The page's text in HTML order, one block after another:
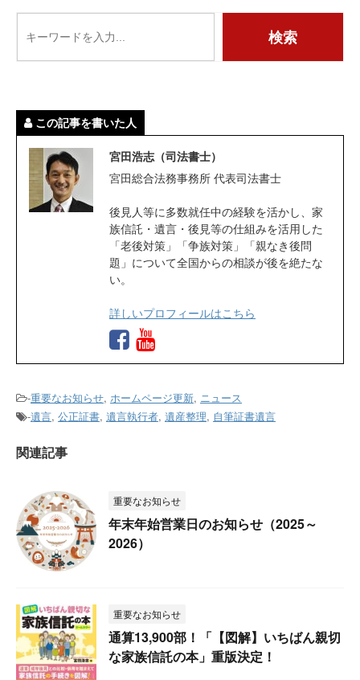
この記事を書いた人
宮田浩志（司法書士）
宮田総合法務事務所 代表司法書士
後見人等に多数就任中の経験を活かし、家
族信託・遺言・後見等の仕組みを活用した
「老後対策」「争族対策」「親なき後問
題」について全国からの相談が後を絶たな
い。
詳しいプロフィールはこちら
-重要なお知らせ, ホームページ更新, ニュース
-遺言, 公正証書, 遺言執行者, 遺産整理, 自筆証書遺言
関連記事
重要なお知らせ
年末年始営業日のお知らせ（2025～
2026）
重要なお知らせ
通算13,900部！「【図解】いちばん親切
な家族信託の本」重版決定！